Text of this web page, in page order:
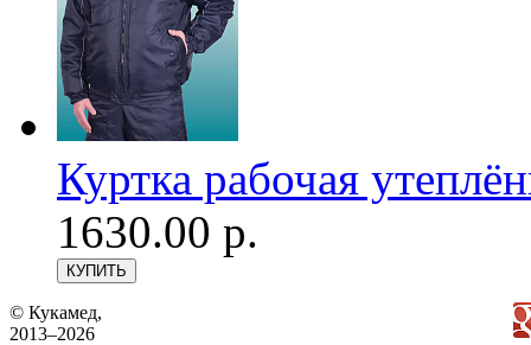
Куртка рабочая
1630.00 р.
© Кукамед,
2013–2026